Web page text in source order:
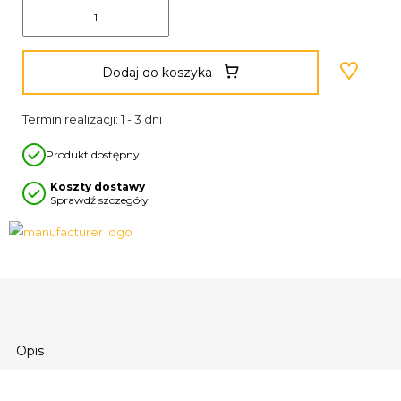
Opis
Dodaj do koszyka
Termin realizacji: 1 - 3 dni
Produkt dostępny
Koszty dostawy
Sprawdź szczegóły